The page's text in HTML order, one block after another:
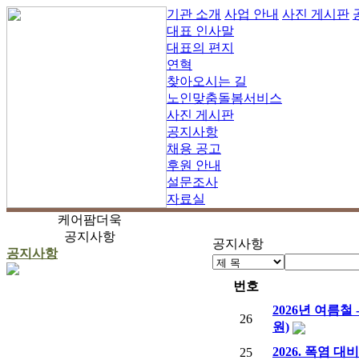
기관 소개 사업 안내 사진 게시판
대표 인사말
대표의 편지
연혁
찾아오시는 길
노인맞춤돌봄서비스
사진 게시판
공지사항
채용 공고
후원 안내
설문조사
자료실
케어팜더욱
공지사항
공지사항
공지사항
번호
26
2026년 여름철
원)
25
2026. 폭염 대